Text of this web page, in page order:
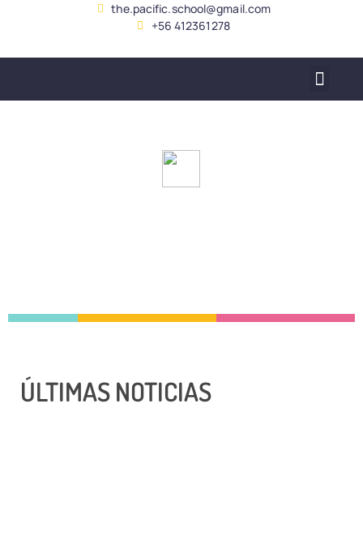
the.pacific.school@gmail.com
+56 412361278
ÚLTIMAS NOTICIAS